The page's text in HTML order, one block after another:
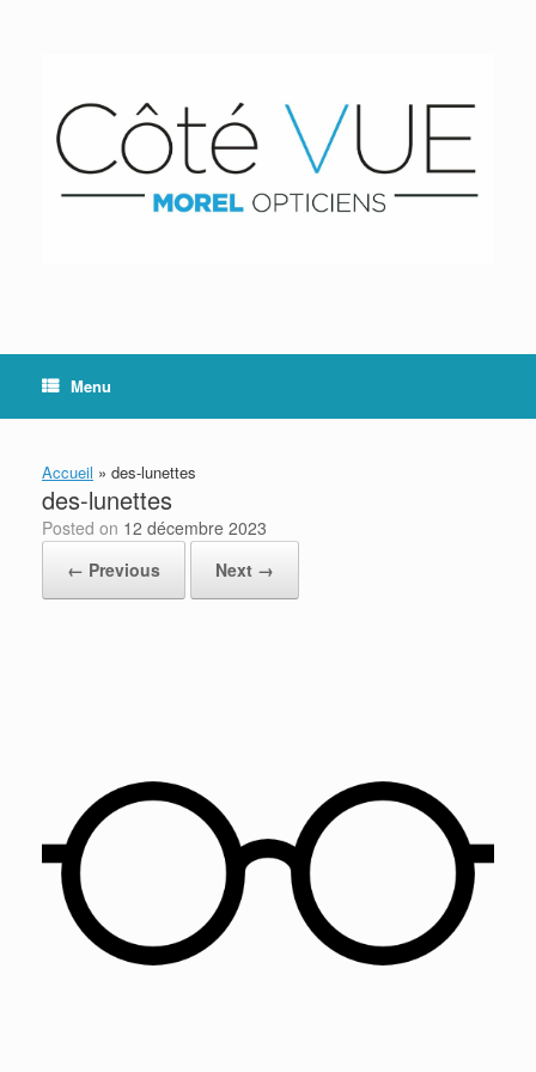
Menu
Accueil » des-lunettes
des-lunettes
Posted on 12 décembre 2023
← Previous
Next →